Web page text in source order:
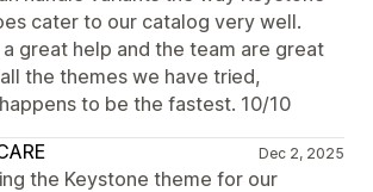
cater to our catalog very well.
a great help and the team are great
the themes we have tried,
to be the fastest. 10/10
Dec 2, 2025
the Keystone theme for our